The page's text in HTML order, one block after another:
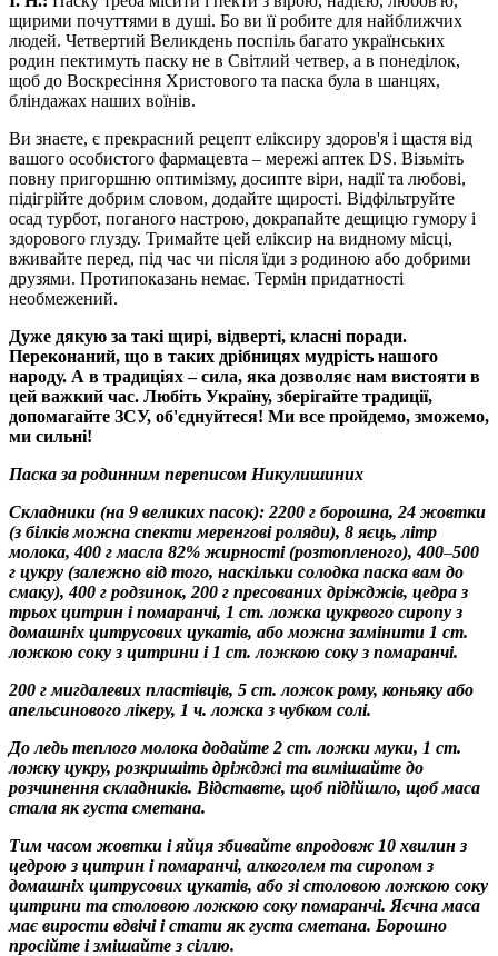
щирими почуттями в душі. Бо ви її робите для найближчих
людей. Четвертий Великдень поспіль багато українських
родин пектимуть паску не в Світлий четвер, а в понеділок,
щоб до Воскресіння Христового та паска була в шанцях,
бліндажах наших воїнів.
Ви знаєте, є прекрасний рецепт еліксиру здоров'я і щастя від
вашого особистого фармацевта – мережі аптек DS. Візьміть
повну пригоршню оптимізму, досипте віри, надії та любові,
підігрійте добрим словом, додайте щирості. Відфільтруйте
осад турбот, поганого настрою, докрапайте дещицю гумору і
здорового глузду. Тримайте цей еліксир на видному місці,
вживайте перед, під час чи після їди з родиною або добрими
друзями. Протипоказань немає. Термін придатності
необмежений.
Дуже дякую за такі щирі, відверті, класні поради.
Переконаний, що в таких дрібницях мудрість нашого
народу. А в традиціях – сила, яка дозволяє нам вистояти в
цей важкий час. Любіть Україну, зберігайте традиції,
допомагайте ЗСУ, об'єднуйтеся! Ми все пройдемо, зможемо,
ми сильні!
Паска за родинним переписом Никулишиних
Складники (на 9 великих пасок): 2200 г борошна, 24 жовтки
(з білків можна спекти меренгові роляди), 8 яєць, літр
молока, 400 г масла 82% жирності (розтопленого), 400–500
г цукру (залежно від того, наскільки солодка паска вам до
смаку), 400 г родзинок, 200 г пресованих дріжджів, цедра з
трьох цитрин і помаранчі, 1 ст. ложка цукрвого сиропу з
домашніх цитрусових цукатів, або можна замінити 1 ст.
ложкою соку з цитрини і 1 ст. ложкою соку з помаранчі.
200 г мигдалевих пластівців, 5 ст. ложок рому, коньяку або
апельсинового лікеру, 1 ч. ложка з чубком солі.
До ледь теплого молока додайте 2 ст. ложки муки, 1 ст.
ложку цукру, розкришіть дріжджі та вимішайте до
розчинення складників. Відставте, щоб підійшло, щоб маса
стала як густа сметана.
Тим часом жовтки і яйця збивайте впродовж 10 хвилин з
цедрою з цитрин і помаранчі, алкоголем та сиропом з
домашніх цитрусових цукатів, або зі столовою ложкою соку
цитрини та столовою ложкою соку помаранчі. Яєчна маса
має вирости вдвічі і стати як густа сметана. Борошно
просійте і змішайте з сіллю.